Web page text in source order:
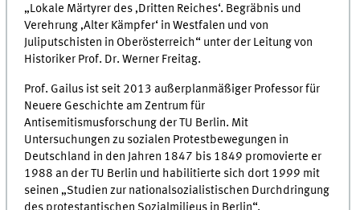
„Lokale Märtyrer des ‚Dritten Reiches‘. Begräbnis und
Verehrung ‚Alter Kämpfer‘ in Westfalen und von
Juliputschisten in Oberösterreich“ unter der Leitung von
Historiker Prof. Dr. Werner Freitag.
Prof. Gailus ist seit 2013 außerplanmäßiger Professor für
Neuere Geschichte am Zentrum für
Antisemitismusforschung der TU Berlin. Mit
Untersuchungen zu sozialen Protestbewegungen in
Deutschland in den Jahren 1847 bis 1849 promovierte er
1988 an der TU Berlin und habilitierte sich dort 1999 mit
seinen „Studien zur nationalsozialistischen Durchdringung